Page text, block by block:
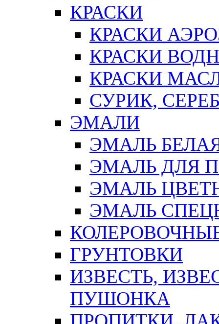
КРАСКИ
КРАСКИ
КРАСКИ
КРАСКИ
СУРИК,
ЭМАЛИ
ЭМАЛЬ
ЭМАЛЬ ДЛЯ
ЭМАЛЬ
ЭМАЛЬ
ГРУНТОВКИ
ИЗВЕСТЬ,
ПУШОНКА